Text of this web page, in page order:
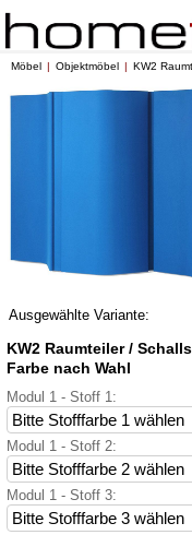
Möbel Objektmöbel KW2
Ausgewählte Variante:
KW2 Raumteiler /
Farbe nach Wahl
Modul 1 - Stoff 1:
Modul 1 - Stoff 2:
Modul 1 - Stoff 3: